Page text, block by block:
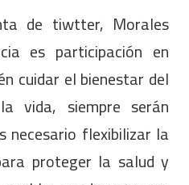
de tiwtter, Morales
es participación en
cuidar el bienestar del
vida, siempre serán
necesario flexibilizar la
proteger la salud y